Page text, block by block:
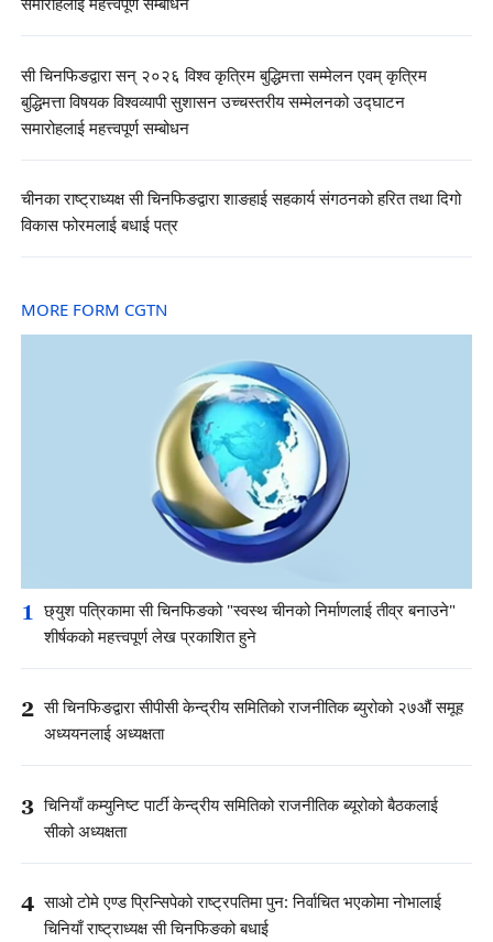
समारोहलाई महत्त्वपूर्ण सम्बोधन
सी चिनफिङद्वारा सन् २०२६ विश्व कृत्रिम बुद्धिमत्ता सम्मेलन एवम् कृत्रिम
बुद्धिमत्ता विषयक विश्वव्यापी सुशासन उच्चस्तरीय सम्मेलनको उद्घाटन
समारोहलाई महत्त्वपूर्ण सम्बोधन
चीनका राष्ट्राध्यक्ष सी चिनफिङद्वारा शाङहाई सहकार्य संगठनको हरित तथा दिगो
विकास फोरमलाई बधाई पत्र
MORE FORM CGTN
1 छ्युश पत्रिकामा सी चिनफिङको "स्वस्थ चीनको निर्माणलाई तीव्र बनाउने"
शीर्षकको महत्त्वपूर्ण लेख प्रकाशित हुने
2 सी चिनफिङद्वारा सीपीसी केन्द्रीय समितिको राजनीतिक ब्युरोको २७औं समूह
अध्ययनलाई अध्यक्षता
3 चिनियाँ कम्युनिष्ट पार्टी केन्द्रीय समितिको राजनीतिक ब्यूरोको बैठकलाई
सीको अध्यक्षता
4 साओ टोमे एण्ड प्रिन्सिपेको राष्ट्रपतिमा पुन: निर्वाचित भएकोमा नोभालाई
चिनियाँ राष्ट्राध्यक्ष सी चिनफिङको बधाई